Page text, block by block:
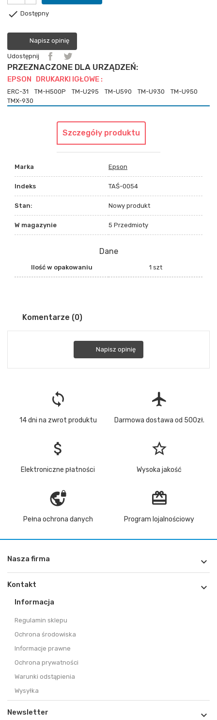
 Dostępny
Napisz opinię
Udostępnij
PRZEZNACZONE DLA URZĄDZEŃ:
EPSON DRUKARKI IGŁOWE :
ERC-31 TM-H500P TM-U295 TM-U590 TM-U930
TM-U950
TMX-930
Szczegóły produktu
Marka Epson
Indeks TAŚ-0054
Stan: Nowy produkt
W magazynie 5 Przedmioty
Dane
Ilość w opakowaniu 1 szt
Komentarze (0)
Napisz opinię
loop
14 dni na zwrot produktu
flight
Darmowa dostawa od 500zł.
attach_money
Elektroniczne płatności
star_border
Wysoka jakość
vpn_lock
Pełna ochrona danych
redeem
Program lojalnościowy
Nasza firma 
Kontakt 
Informacja
Regulamin sklepu
Ochrona środowiska
Informacje prawne
Ochrona prywatności
Warunki odstąpienia
Wysyłka
Newsletter 